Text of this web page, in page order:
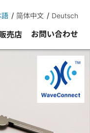
語 简体中文 Deutsch
売店 お問い合わせ